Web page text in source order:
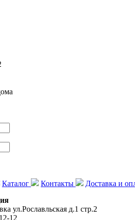
Каталог Контакты
Доставка и
ул.Рославльская д.1 стр.2
12